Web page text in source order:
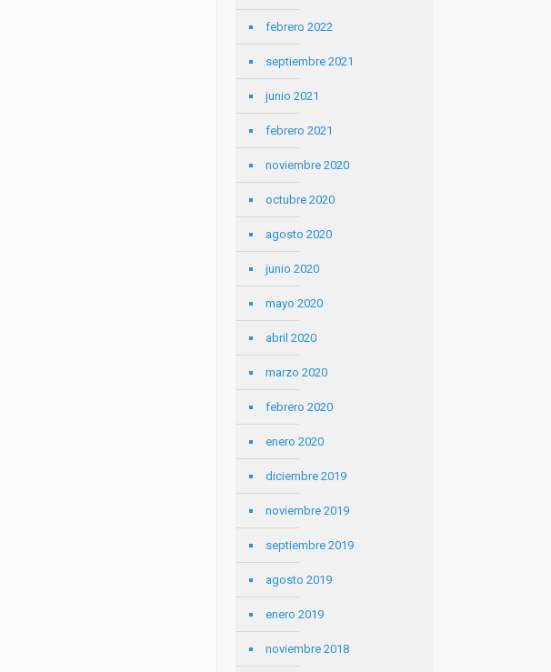
febrero 2022
septiembre 2021
junio 2021
febrero 2021
noviembre 2020
octubre 2020
agosto 2020
junio 2020
mayo 2020
abril 2020
marzo 2020
febrero 2020
enero 2020
diciembre 2019
noviembre 2019
septiembre 2019
agosto 2019
enero 2019
noviembre 2018